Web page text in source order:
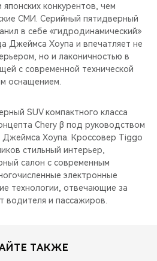
конкурентов, чем
СМИ. Серийный пятидверный
в себе «гидродинамический»
Джеймса Хоупа и впечатляет не
но и лаконичностью в
с современной технической
оснащением.
SUV компактного класса
Chery β под руководством
Джеймса Хоупа. Кроссовер Tiggo
стильный интерьер,
салон с современным
электронные
технологии, отвечающие за
водителя и пассажиров.
ТАКЖЕ